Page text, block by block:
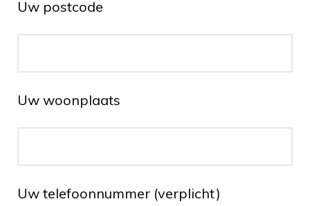
Uw postcode
Uw woonplaats
Uw telefoonnummer (verplicht)